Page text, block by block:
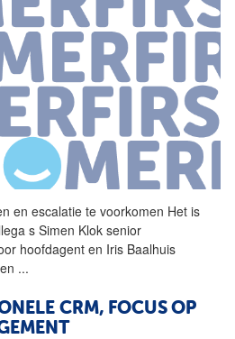
en escalatie te voorkomen Het is
s Simen Klok senior
hoofdagent en Iris Baalhuis
...
CRM, FOCUS OP